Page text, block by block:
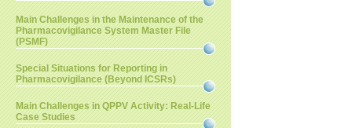
Main Challenges in the Maintenance of the
Pharmacovigilance System Master File
(PSMF)
Special Situations for Reporting in
Pharmacovigilance (Beyond ICSRs)
Main Challenges in QPPV Activity: Real-Life
Case Studies